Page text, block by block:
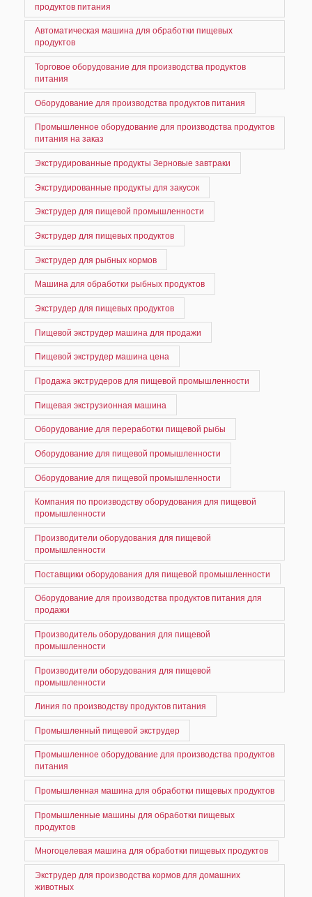
продуктов питания
Автоматическая машина для обработки пищевых
продуктов
Торговое оборудование для производства продуктов
питания
Оборудование для производства продуктов питания
Промышленное оборудование для производства продуктов
питания на заказ
Экструдированные продукты Зерновые завтраки
Экструдированные продукты для закусок
Экструдер для пищевой промышленности
Экструдер для пищевых продуктов
Экструдер для рыбных кормов
Машина для обработки рыбных продуктов
Экструдер для пищевых продуктов
Пищевой экструдер машина для продажи
Пищевой экструдер машина цена
Продажа экструдеров для пищевой промышленности
Пищевая экструзионная машина
Оборудование для переработки пищевой рыбы
Оборудование для пищевой промышленности
Оборудование для пищевой промышленности
Компания по производству оборудования для пищевой
промышленности
Производители оборудования для пищевой
промышленности
Поставщики оборудования для пищевой промышленности
Оборудование для производства продуктов питания для
продажи
Производитель оборудования для пищевой
промышленности
Производители оборудования для пищевой
промышленности
Линия по производству продуктов питания
Промышленный пищевой экструдер
Промышленное оборудование для производства продуктов
питания
Промышленная машина для обработки пищевых продуктов
Промышленные машины для обработки пищевых
продуктов
Многоцелевая машина для обработки пищевых продуктов
Экструдер для производства кормов для домашних
животных